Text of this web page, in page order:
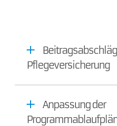
Pflegeversicherung
Anpassung der